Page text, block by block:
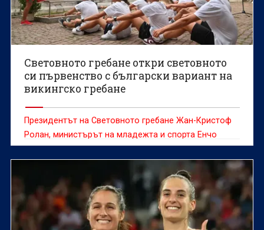
Световното гребане откри световното
си първенство с български вариант на
викингско гребане
Президентът на Световното гребане Жан-Кристоф
Ролан, министърът на младежта и спорта Енчо
Керязов и председателят на Българския
олимпийски комитет Весела Лечева дадоха старт на
Световното първенство по гребане до 19 г., което
ще се проведе в Пловдив от 6 до 9 август.